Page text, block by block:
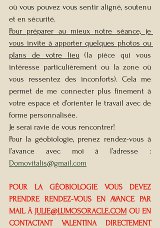
où vous pouvez vous sentir aligné, soutenu
et en sécurité.
Pour préparer au mieux notre séance, je
vous invite à apporter quelques photos ou
plans de votre lieu (la pièce qui vous
intéresse particulièrement ou la zone où
vous ressentez des inconforts). Cela me
permet de me connecter plus finement à
votre espace et d’orienter le travail avec de
forme personnalisée.
Je serai ravie de vous rencontrer!
Pour la géobiologie, prenez rendez-vous à
Domovitalis@gmail.com
POUR LA GÉOBIOLOGIE VOUS DEVEZ
PRENDRE RENDEZ-VOUS EN AVANCE PAR
MAIL À JULIE@LUMOSORACLE.COM OU EN
CONTACTANT VALENTINA DIRECTEMENT